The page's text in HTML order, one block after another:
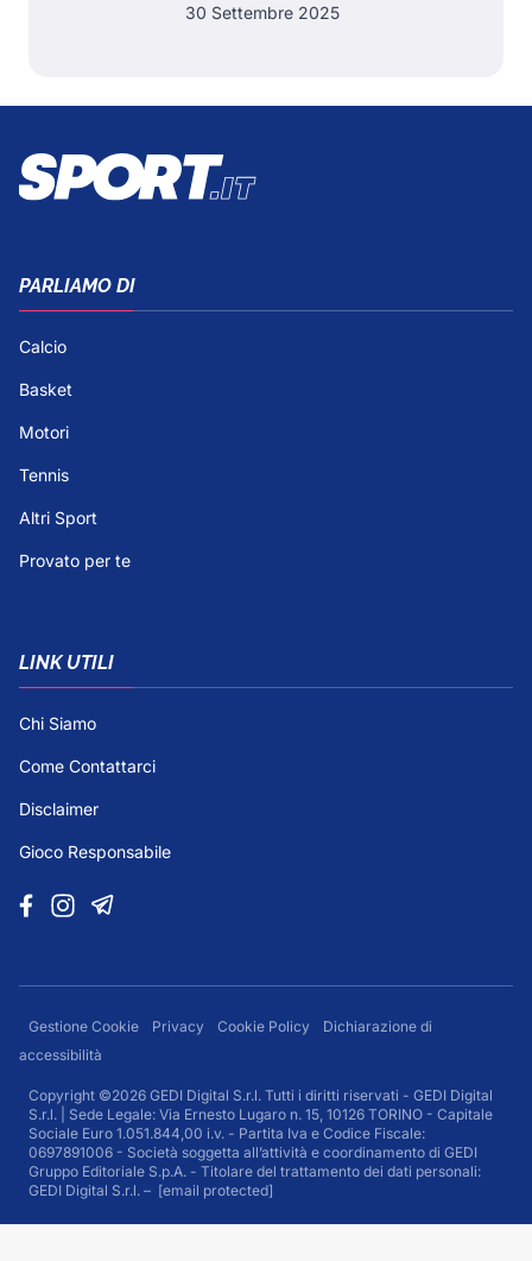
30 Settembre 2025
PARLIAMO DI
Calcio
Basket
Motori
Tennis
Altri Sport
Provato per te
LINK UTILI
Chi Siamo
Come Contattarci
Disclaimer
Gioco Responsabile
Gestione Cookie Privacy Cookie Policy
Dichiarazione di
accessibilità
Copyright ©2026 GEDI Digital S.r.l. Tutti i diritti riservati - GEDI Digital
S.r.l. | Sede Legale: Via Ernesto Lugaro n. 15, 10126 TORINO - Capitale
Sociale Euro 1.051.844,00 i.v. - Partita Iva e Codice Fiscale:
0697891006 - Società soggetta all’attività e coordinamento di GEDI
Gruppo Editoriale S.p.A. - Titolare del trattamento dei dati personali:
GEDI Digital S.r.l. – [email protected]